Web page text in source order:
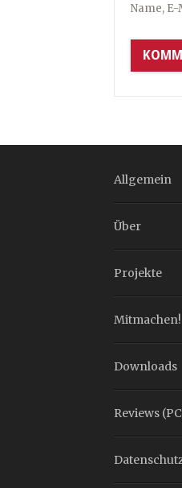
Name,
Allgemein
Über
Projekte
Mitmachen!
Downloads
Reviews